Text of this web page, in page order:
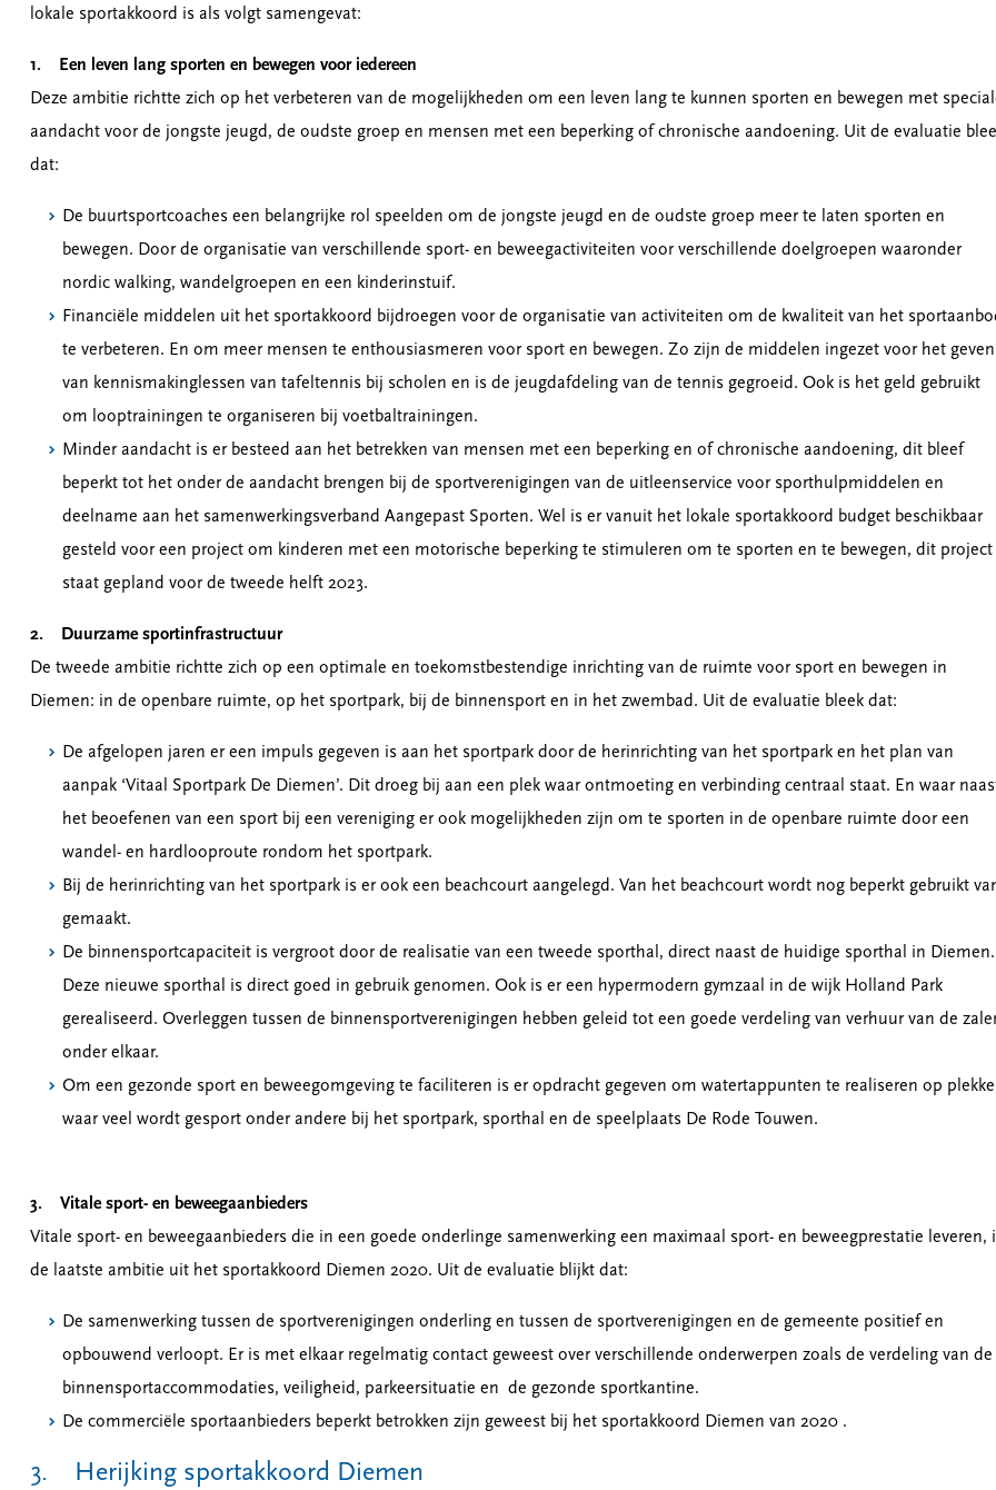
lokale sportakkoord is als volgt samengevat:
1. Een leven lang sporten en bewegen voor iedereen
Deze ambitie richtte zich op het verbeteren van de mogelijkheden om een leven lang te kunnen sporten en bewegen met
aandacht voor de jongste jeugd, de oudste groep en mensen met een beperking of chronische aandoening. Uit de evaluatie
dat:
De buurtsportcoaches een belangrijke rol speelden om de jongste jeugd en de oudste groep meer te laten sporten en
bewegen. Door de organisatie van verschillende sport- en beweegactiviteiten voor verschillende doelgroepen waaronder
nordic walking, wandelgroepen en een kinderinstuif.
Financiële middelen uit het sportakkoord bijdroegen voor de organisatie van activiteiten om de kwaliteit van het
te verbeteren. En om meer mensen te enthousiasmeren voor sport en bewegen. Zo zijn de middelen ingezet voor het geven
van kennismakinglessen van tafeltennis bij scholen en is de jeugdafdeling van de tennis gegroeid. Ook is het geld gebruikt
om looptrainingen te organiseren bij voetbaltrainingen.
Minder aandacht is er besteed aan het betrekken van mensen met een beperking en of chronische aandoening, dit bleef
beperkt tot het onder de aandacht brengen bij de sportverenigingen van de uitleenservice voor sporthulpmiddelen en
deelname aan het samenwerkingsverband Aangepast Sporten. Wel is er vanuit het lokale sportakkoord budget beschikbaar
gesteld voor een project om kinderen met een motorische beperking te stimuleren om te sporten en te bewegen, dit project
staat gepland voor de tweede helft 2023.
2. Duurzame sportinfrastructuur
De tweede ambitie richtte zich op een optimale en toekomstbestendige inrichting van de ruimte voor sport en bewegen in
Diemen: in de openbare ruimte, op het sportpark, bij de binnensport en in het zwembad. Uit de evaluatie bleek dat:
De afgelopen jaren er een impuls gegeven is aan het sportpark door de herinrichting van het sportpark en het plan van
aanpak ‘Vitaal Sportpark De Diemen’. Dit droeg bij aan een plek waar ontmoeting en verbinding centraal staat. En waar
het beoefenen van een sport bij een vereniging er ook mogelijkheden zijn om te sporten in de openbare ruimte door een
wandel- en hardlooproute rondom het sportpark.
Bij de herinrichting van het sportpark is er ook een beachcourt aangelegd. Van het beachcourt wordt nog beperkt gebruikt
gemaakt.
De binnensportcapaciteit is vergroot door de realisatie van een tweede sporthal, direct naast de huidige sporthal in Diemen.
Deze nieuwe sporthal is direct goed in gebruik genomen. Ook is er een hypermodern gymzaal in de wijk Holland Park
gerealiseerd. Overleggen tussen de binnensportverenigingen hebben geleid tot een goede verdeling van verhuur van de
onder elkaar.
Om een gezonde sport en beweegomgeving te faciliteren is er opdracht gegeven om watertappunten te realiseren op
waar veel wordt gesport onder andere bij het sportpark, sporthal en de speelplaats De Rode Touwen.
3. Vitale sport- en beweegaanbieders
Vitale sport- en beweegaanbieders die in een goede onderlinge samenwerking een maximaal sport- en beweegprestatie leveren,
de laatste ambitie uit het sportakkoord Diemen 2020. Uit de evaluatie blijkt dat:
De samenwerking tussen de sportverenigingen onderling en tussen de sportverenigingen en de gemeente positief en
opbouwend verloopt. Er is met elkaar regelmatig contact geweest over verschillende onderwerpen zoals de verdeling van de
binnensportaccommodaties, veiligheid, parkeersituatie en de gezonde sportkantine.
De commerciële sportaanbieders beperkt betrokken zijn geweest bij het sportakkoord Diemen van 2020 .
3. Herijking sportakkoord Diemen